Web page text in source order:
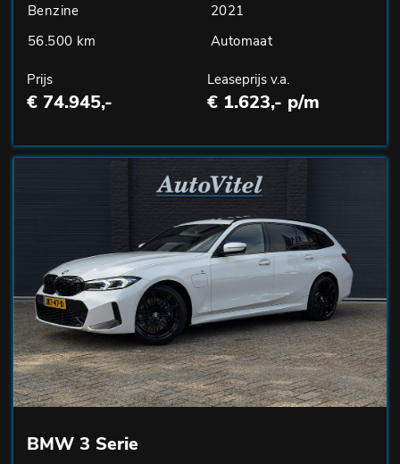
Benzine
2021
56.500 km
Automaat
Prijs
€ 74.945,-
Leaseprijs v.a.
€ 1.623,- p/m
BMW 3 Serie